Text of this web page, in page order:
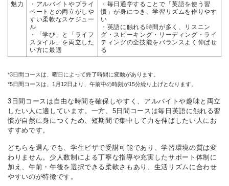
魅力
・アルバイトやプライ
ベートとの両立がしや
すい柔軟なスケジュー
ル
・「学び」と「ライフ
スタイル」を両立した
い方に最適
・毎日通学することで「英語を使う習
慣」が身につき、学習リズムを作りやす
い
・英語に触れる時間が多く、リスニン
グ・スピーキング・リーディング・ライ
ティングの全技能をバランスよく伸ばせ
る
*3日間コースは、曜日によって終了時間に変動があります。
*5日間コースは、1月12日より、午前中の時刻が15分繰り上げとなります。
3日間コースは自由な時間を確保しやすく、アルバイトや趣味と両立
したい人に適しています。一方、5日間コースは毎日英語に触れる習
慣が自然に身につくため、短期間で集中して力を伸ばしたい人にお
すすめです。
どちらを選んでも、学生ビザで受講可能であり、学習環境の質は変
わりません。少人数制による丁寧な指導や充実したサポート体制に
加え、午前・午後を選択できる柔軟さもあり、生活リズムに合わせ
やすいのが特徴です。